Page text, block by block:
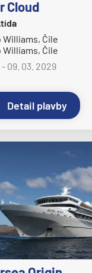
Magic
Wish
Wonder
I
V
VI
Cruises
inspiration
Cloud
Williams, Čile
Williams, Čile
- 09. 03. 2029
Detail plavby